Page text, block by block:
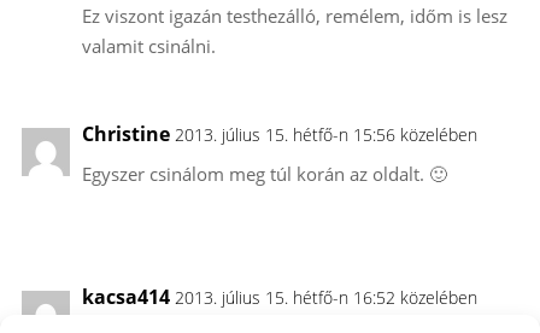
Ez viszont igazán testhezálló, remélem, időm is lesz
valamit csinálni.
Christine 2013. július 15. hétfő-n 15:56 közelében
Egyszer csinálom meg túl korán az oldalt. 🙂
kacsa414 2013. július 15. hétfő-n 16:52 közelében